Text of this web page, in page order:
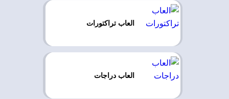
العاب تراكتورات
العاب دراجات